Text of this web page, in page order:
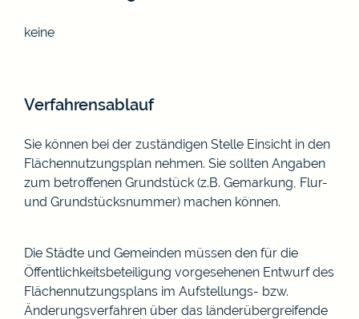
keine
Verfahrensablauf
Sie können bei der zuständigen Stelle Einsicht in den
Flächennutzungsplan nehmen. Sie sollten Angaben
zum betroffenen Grundstück (z.B. Gemarkung, Flur-
und Grundstücksnummer) machen können.
Die Städte und Gemeinden müssen den für die
Öffentlichkeitsbeteiligung vorgesehenen Entwurf des
Flächennutzungsplans im Aufstellungs- bzw.
Änderungsverfahren über das länderübergreifende